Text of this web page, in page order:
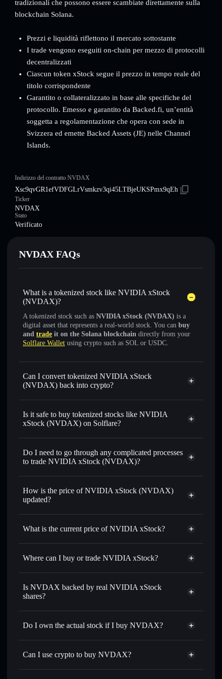
tradizionali che possono essere scambiate direttamente sulla
blockchain Solana.
Prezzi e liquidità riflettono il mercato sottostante
I trade vengono eseguiti on-chain per mezzo di protocolli
decentralizzati
Ciascun token xStock segue il prezzo in tempo reale del
titolo corrispondente
Garantito o collateralizzato in base alle specifiche del
protocollo. Emesso e garantito da Backed.fi, un’entità
soggetta a regolamentazione che opera con sede in
Svizzera ed emette Backed Assets (JE) nelle Channel
Islands.
Indirizzo del contratto NVDAX
Xsc9qvGR1efVDFGLrVsmkzv3qi45LTBjeUKSPmx9qEh
Ticker
NVDAX
Stato
Verificato
NVDAX FAQs
What is a tokenized stock like NVIDIA xStock
(NVDAX)?
A tokenized stock such as NVIDIA xStock (NVDAX) is a
digital asset that represents a real-world stock. You can buy
and trade it on the Solana blockchain directly from your
Solflare Wallet using crypto such as SOL or USDC.
Can I convert tokenized NVIDIA xStock
(NVDAX) back into crypto?
NVIDIA xStock
swapped
Is it safe to buy tokenized stocks like NVIDIA
xStock (NVDAX) on Solflare?
1:1 backed,
Do I need to go through any complicated processes
to trade NVIDIA xStock (NVDAX)?
How is the price of NVIDIA xStock (NVDAX)
updated?
NVIDIA xStock
What is the current price of NVIDIA xStock?
NVIDIA xStock
$218.990
Where can I buy or trade NVIDIA xStock?
Is NVDAX backed by real NVIDIA xStock
shares?
Do I own the actual stock if I buy NVDAX?
Can I use crypto to buy NVDAX?